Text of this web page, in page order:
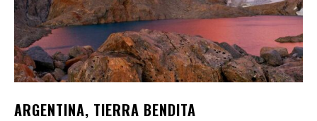
ARGENTINA, TIERRA BENDITA